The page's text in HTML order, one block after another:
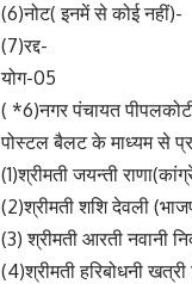
(6)नोट( इनमें से कोई नहीं)-
(7)रद्द-
योग-05
( *6)नगर पंचायत
पोस्टल बैलट के माध्यम से
(1)श्रीमती जयन्ती
(2)श्रीमती शशि देवली
(3) श्रीमती आरती नवानी
(4)श्रीमती हरिबोधनी खत्री